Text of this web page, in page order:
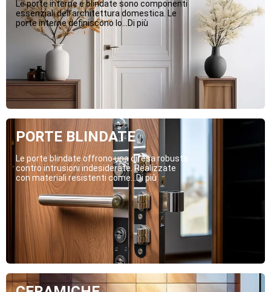
Le porte interne e blindate sono componenti
essenziali dell’architettura domestica. Le
porte interne definiscono lo...Di più
PORTE BLINDATE
Le porte blindate offrono una difesa robusta
contro intrusioni indesiderate. Realizzate
con materiali resistenti come...Di più